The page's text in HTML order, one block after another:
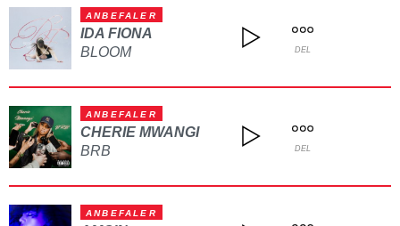
ANBEFALER
IDA FIONA
BLOOM
DEL
ANBEFALER
CHERIE MWANGI
BRB
DEL
ANBEFALER